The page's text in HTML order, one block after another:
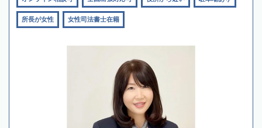
所長が女性 女性司法書士在籍